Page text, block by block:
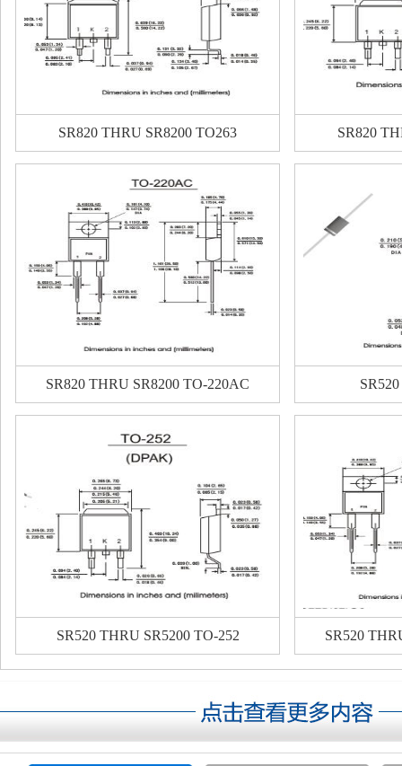
SR820 THRU SR8200 TO263 SR820
SR820 THRU SR8200 TO-220AC
SR520 THRU SR5200 TO-252 SR520